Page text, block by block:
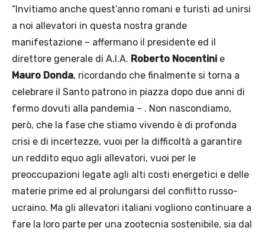
“Invitiamo anche quest’anno romani e turisti ad unirsi
a noi allevatori in questa nostra grande
manifestazione – affermano il presidente ed il
direttore generale di A.I.A. Roberto Nocentini e
Mauro Donda, ricordando che finalmente si torna a
celebrare il Santo patrono in piazza dopo due anni di
fermo dovuti alla pandemia – . Non nascondiamo,
però, che la fase che stiamo vivendo è di profonda
crisi e di incertezze, vuoi per la difficoltà a garantire
un reddito equo agli allevatori, vuoi per le
preoccupazioni legate agli alti costi energetici e delle
materie prime ed al prolungarsi del conflitto russo-
ucraino. Ma gli allevatori italiani vogliono continuare a
fare la loro parte per una zootecnia sostenibile, sia dal